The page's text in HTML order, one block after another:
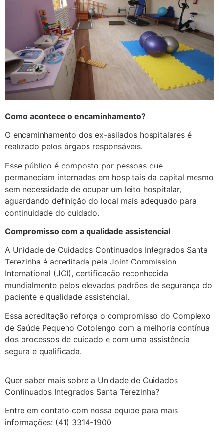
Como acontece o encaminhamento?
O encaminhamento dos ex-asilados hospitalares é
realizado pelos órgãos responsáveis.
Esse público é composto por pessoas que
permaneciam internadas em hospitais da capital mesmo
sem necessidade de ocupar um leito hospitalar,
aguardando definição do local mais adequado para
continuidade do cuidado.
Compromisso com a qualidade assistencial
A Unidade de Cuidados Continuados Integrados Santa
Terezinha é acreditada pela Joint Commission
International (JCI), certificação reconhecida
mundialmente pelos elevados padrões de segurança do
paciente e qualidade assistencial.
Essa acreditação reforça o compromisso do Complexo
de Saúde Pequeno Cotolengo com a melhoria contínua
dos processos de cuidado e com uma assistência
segura e qualificada.
Quer saber mais sobre a Unidade de Cuidados
Continuados Integrados Santa Terezinha?
Entre em contato com nossa equipe para mais
informações: (41) 3314-1900